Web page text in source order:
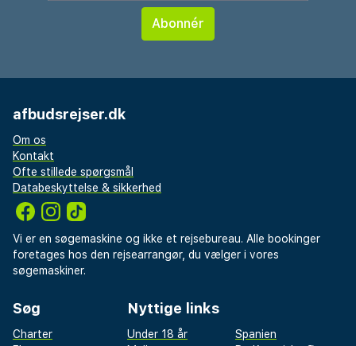
afbudsrejser.dk
Om os
Kontakt
Ofte stillede spørgsmål
Databeskyttelse & sikkerhed
Vi er en søgemaskine og ikke et rejsebureau. Alle bookinger
foretages hos den rejsearrangør, du vælger i vores
søgemaskiner.
Søg
Charter
Nyttige links
Under 18 år
Spanien